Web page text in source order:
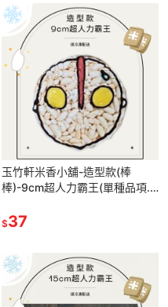
玉竹軒米香小舖-造型款(棒
棒)-9cm超人力霸王(單種品項.
$37